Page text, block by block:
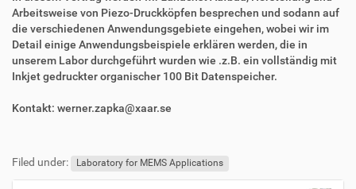
Arbeitsweise von Piezo-Druckköpfen besprechen und sodann auf
die verschiedenen Anwendungsgebiete eingehen, wobei wir im
Detail einige Anwendungsbeispiele erklären werden, die in
unserem Labor durchgeführt wurden wie .z.B. ein vollständig mit
Inkjet gedruckter organischer 100 Bit Datenspeicher.
Kontakt: werner.zapka@xaar.se
ß
z
n
u
Filed under: Laboratory for MEMS Applications